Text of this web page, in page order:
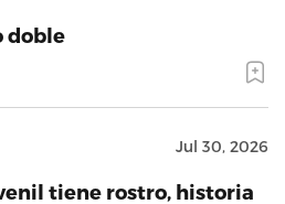
doble
Jul 30, 2026
tiene rostro, historia